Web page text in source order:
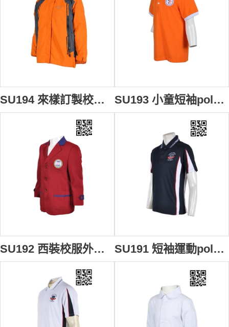
SU194 來樣訂製校服外套 訂造個性校服風褸 繡花logo校服 訂做帶帽校服 校服制服製造商HK SU193 小童短袖polo上衣 設計訂造 兒童Polo訂做 小童軍制服polo衫 校服制服polo衫 校服polo衫公司
SU192 西裝校服外套 來版訂製 幼稚園西裝外套 校服西裝外套設計 西裝外套配搭 校服外套生產商 SU191 短袖運動polo上衣 度身訂做 LOGO繡花校服polo衫 polo衫選擇 polo批發商